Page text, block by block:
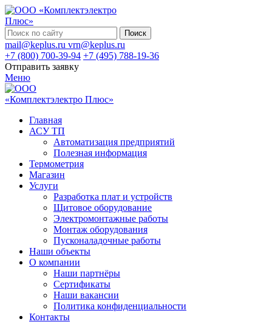
Поиск
mail@keplus.ru vrn@keplus.ru
+7 (800) 700-39-94 +7 (495) 788-19-36
Отправить заявку
Меню
Главная
АСУ ТП
Автоматизация предприятий
Полезная информация
Термометрия
Магазин
Услуги
Разработка плат и устройств
Щитовое оборудование
Электромонтажные работы
Монтаж оборудования
Пусконаладочные работы
Наши объекты
О компании
Наши партнёры
Сертификаты
Наши вакансии
Политика конфиденциальности
Контакты